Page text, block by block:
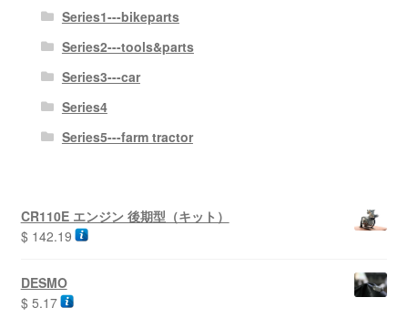
Series1---bikeparts
Series2---tools&parts
Series3---car
Series4
Series5---farm tractor
CR110E エンジン 後期型（キット）
$142.19
DESMO
$5.17